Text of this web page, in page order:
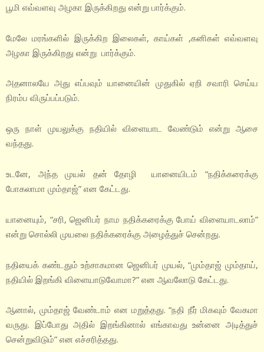
பூமி எவ்வளவு அழகா இருக்கிறது என்று பார்க்கும்.
மேலே மரங்களில் இருக்கிற இலைகள், காய்கள் ,கனிகள் எவ்வளவு
அழகா இருக்கிறது என்று பார்க்கும்.
அதனாலயே அது எப்பவும் யானையின் முதுகில் ஏறி சவாரி செய்ய
நிரம்ப விருப்பப்படும்.
ஒரு நாள் முயலுக்கு நதியில் விளையாட வேண்டும் என்று ஆசை
வந்தது.
உடனே, அந்த முயல் தன் தோழி யானையிடம் “நதிக்கரைக்கு
போகலாமா மும்தாஜ்” என கேட்டது.
யானையும், “சரி, ஜெனிபர் நாம நதிக்கரைக்கு போய் விளையாடலாம்”
என்று சொல்லி முயலை நதிக்கரைக்கு அழைத்துச் சென்றது.
நதியைக் கண்டதும் உற்சாகமான ஜெனிபர் முயல், “மும்தாஜ் மும்தாய்,
நதியில் இறங்கி விளையாடுவோமா?” என ஆவலோடு கேட்டது.
ஆனால், மும்தாஜ் வேண்டாம் என மறுத்தது. “நதி நீர் மிகவும் வேகமா
வருது. இப்போது அதில் இறங்கினால் எங்காவது உன்னை அடித்துச்
சென்றுவிடும்” என எச்சரித்தது.